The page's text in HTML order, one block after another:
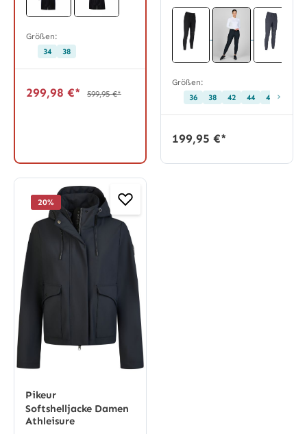
Größen:
34
38
299,98 €* 599,95 €*
Größen:
36
38 42 44 46 ›
199,95 €*
20%
Pikeur
Softshelljacke Damen
Athleisure